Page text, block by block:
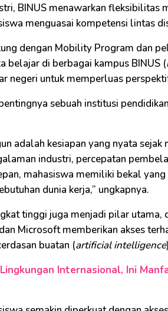
BINUS menawarkan fleksibilitas
menguasai kompetensi lintas
dengan Mobility Program dan
belajar di berbagai kampus BINUS (
negeri untuk memperluas
sebuah institusi
adalah kesiapan yang nyata
industri, percepatan
mahasiswa memiliki bekal
dunia kerja,” ungkapnya.
tinggi juga menjadi pilar utama,
Microsoft memberikan akses
buatan (artificial intelligence
Internasional, Ini